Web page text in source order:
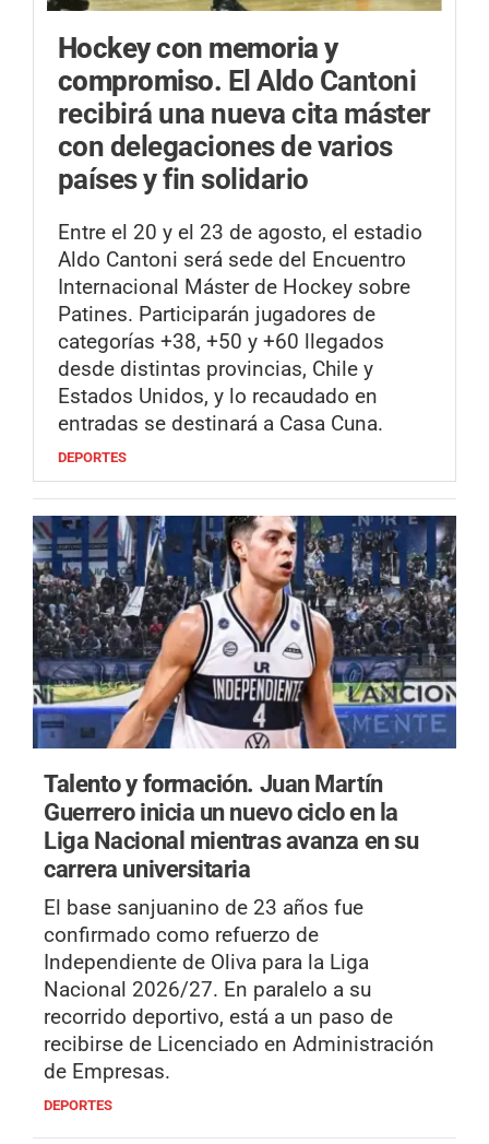
Hockey con memoria y
compromiso. El Aldo Cantoni
recibirá una nueva cita máster
con delegaciones de varios
países y fin solidario
Entre el 20 y el 23 de agosto, el estadio
Aldo Cantoni será sede del Encuentro
Internacional Máster de Hockey sobre
Patines. Participarán jugadores de
categorías +38, +50 y +60 llegados
desde distintas provincias, Chile y
Estados Unidos, y lo recaudado en
entradas se destinará a Casa Cuna.
DEPORTES
Talento y formación. Juan Martín
Guerrero inicia un nuevo ciclo en la
Liga Nacional mientras avanza en su
carrera universitaria
El base sanjuanino de 23 años fue
confirmado como refuerzo de
Independiente de Oliva para la Liga
Nacional 2026/27. En paralelo a su
recorrido deportivo, está a un paso de
recibirse de Licenciado en Administración
de Empresas.
DEPORTES